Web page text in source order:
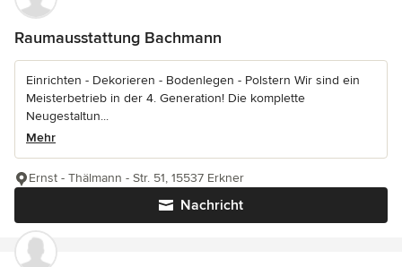
Raumausstattung Bachmann
Einrichten - Dekorieren - Bodenlegen - Polstern Wir sind ein
Meisterbetrieb in der 4. Generation! Die komplette
Neugestaltun...
Mehr
Nachricht
Ernst - Thälmann - Str. 51, 15537 Erkner